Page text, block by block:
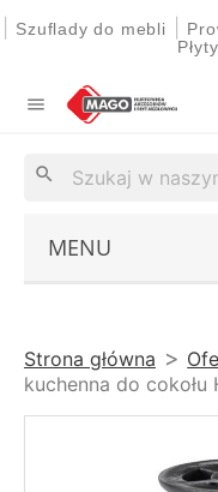
Szuflady do mebli

search
MENU
Strona główna
kuchenna do